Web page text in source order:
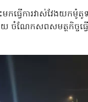
កធ្វើការវាស់វែងយកម៉ូ
ោយ ចំណែកសពសមត្ថកិច្